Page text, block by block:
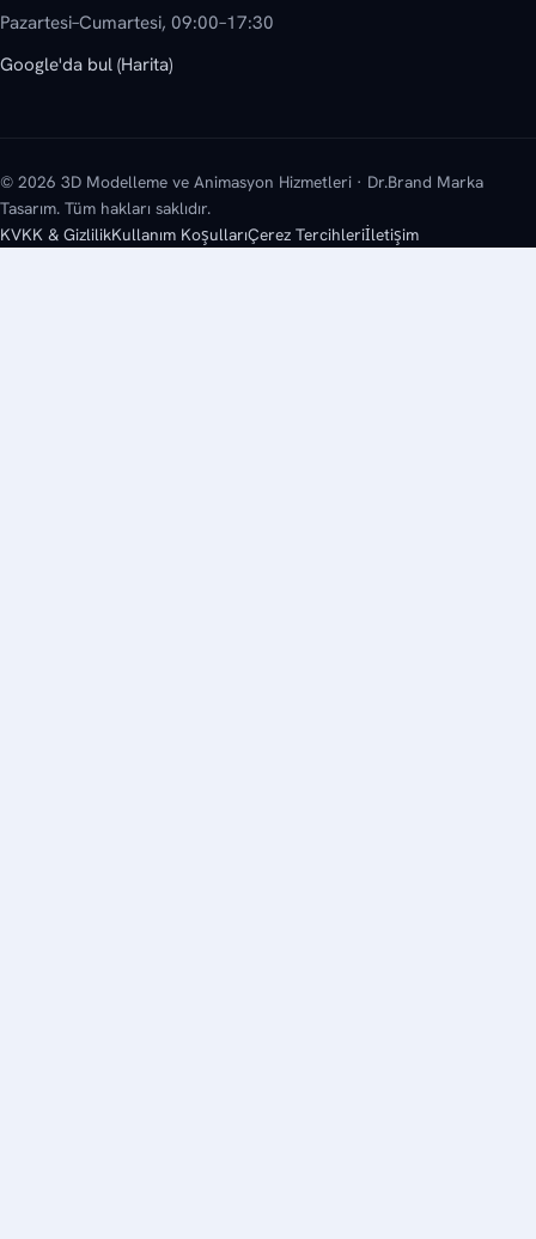
Pazartesi–Cumartesi, 09:00–17:30
Google'da bul (Harita)
© 2026 3D Modelleme ve Animasyon Hizmetleri · Dr.Brand Marka
Tasarım. Tüm hakları saklıdır.
KVKK & GizlilikKullanım KoşullarıÇerez Tercihleriİletişim